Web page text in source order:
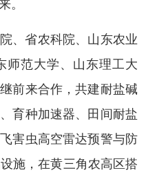
。
、省农科院、山东农业
师范大学、山东理工大
前来合作，共建耐盐碱
育种加速器、田间耐盐
害虫高空雷达预警与防
施，在黄三角农高区搭